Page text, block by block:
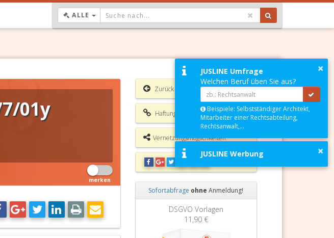
ALLE DROPDOWN: GEWÄHLTER WERT IST ALLE
01y
merken
Zurück
Haftungsausschluss
Vernetzungsmöglichkeiten
Sofortabfrage ohne Anmeldung!
DSGVO Vorlagen
11,90 €
Zurück
×
JUSLINE Umfrage
Welchen Beruf üben Sie aus?
Beispiele: Selbstständiger Architekt,
Mitarbeiter einer Rechtsabteilung,
Rechtsanwalt,...
×
JUSLINE Werbung